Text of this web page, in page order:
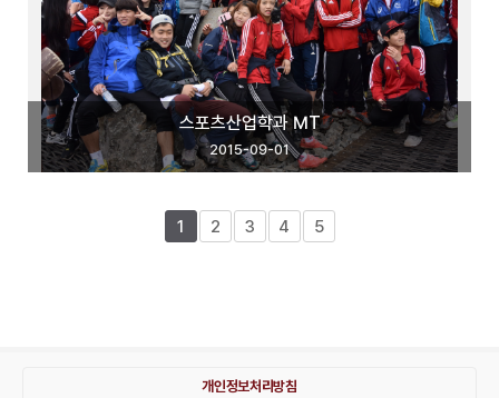
스포츠산업학과 MT
2015-09-01
1 2 3 4 5
개인정보처리방침